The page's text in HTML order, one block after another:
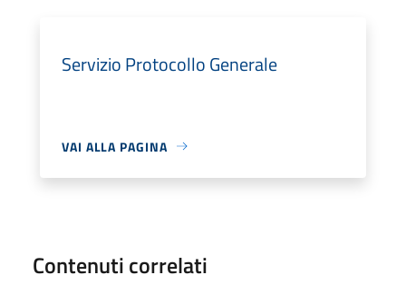
Servizio Protocollo Generale
VAI ALLA PAGINA
Contenuti correlati